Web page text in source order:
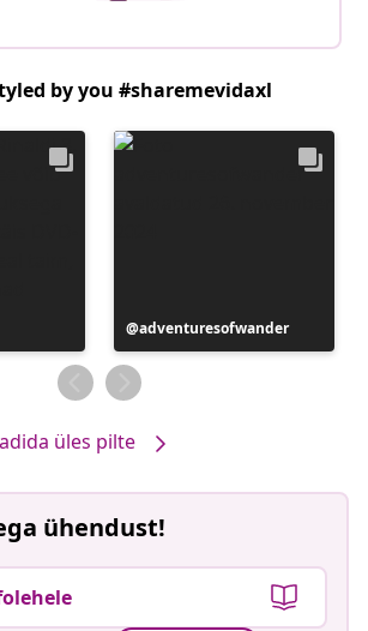
by you #sharemevidaxl
Postitus
avaldatud
adventuresofwander
üles pilte
ühendust!